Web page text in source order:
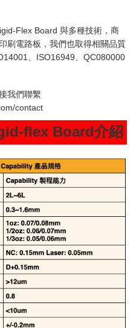
Flex Board 與多種技術，商
刷電路板，我們也取得相關品質
、ISO16949、QC080000
我們聯繫
contact
flex Board介紹